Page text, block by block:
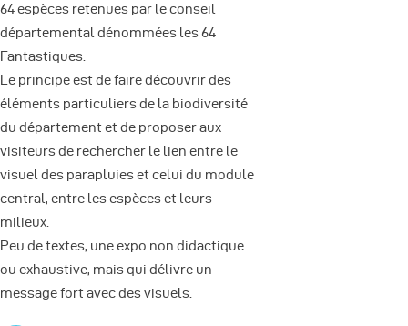
64 espèces retenues par le conseil
départemental dénommées les 64
Fantastiques.
Le principe est de faire découvrir des
éléments particuliers de la biodiversité
du département et de proposer aux
visiteurs de rechercher le lien entre le
visuel des parapluies et celui du module
central, entre les espèces et leurs
milieux.
Peu de textes, une expo non didactique
ou exhaustive, mais qui délivre un
message fort avec des visuels.